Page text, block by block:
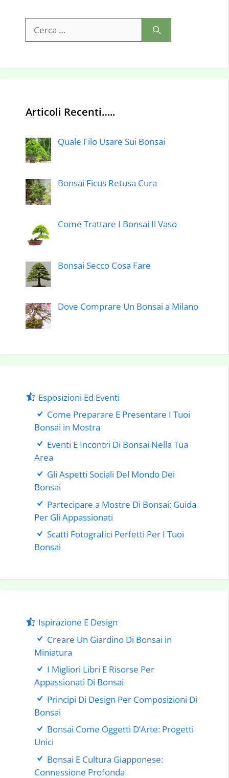
per:
Articoli Recenti…..
Quale Filo Usare Sui Bonsai
Bonsai Ficus Retusa Cura
Come Trattare I Bonsai Il Vaso
Bonsai Secco Cosa Fare
Dove Comprare Un Bonsai a Milano
Esposizioni Ed Eventi
Come Preparare E Presentare I Tuoi
Bonsai in Mostra
Eventi E Incontri Di Bonsai Nella Tua
Area
Gli Aspetti Sociali Del Mondo Dei
Bonsai
Partecipare a Mostre Di Bonsai: Guida
Per Gli Appassionati
Scatti Fotografici Perfetti Per I Tuoi
Bonsai
Ispirazione E Design
Creare Un Giardino Di Bonsai in
Miniatura
I Migliori Libri E Risorse Per
Appassionati Di Bonsai
Principi Di Design Per Composizioni Di
Bonsai
Bonsai Come Oggetti D’Arte: Progetti
Unici
Bonsai E Cultura Giapponese:
Connessione Profonda